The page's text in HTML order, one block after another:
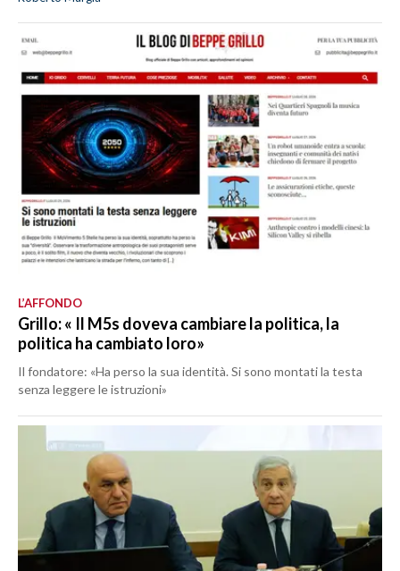
L’AFFONDO
Grillo: « Il M5s doveva cambiare la politica, la
politica ha cambiato loro»
Il fondatore: «Ha perso la sua identità. Si sono montati la testa
senza leggere le istruzioni»